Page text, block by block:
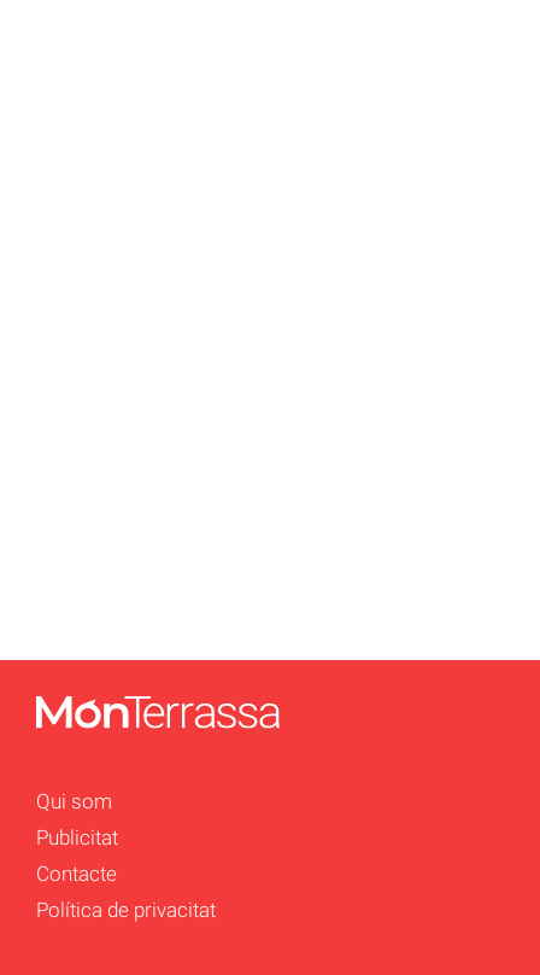
Qui som
Publicitat
Contacte
Política de privacitat